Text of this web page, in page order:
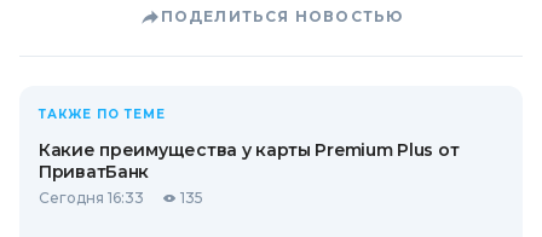
ПОДЕЛИТЬСЯ НОВОСТЬЮ
ТАКЖЕ ПО ТЕМЕ
Какие преимущества у карты Premium Plus от
ПриватБанк
Сегодня 16:33 135